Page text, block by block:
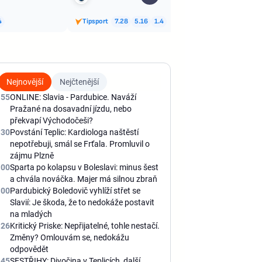
Tipsport 7.28 5.16 1.4
Nejnovější
Nejčtenější
ONLINE: Slavia - Pardubice. Naváží
Pražané na dosavadní jízdu, nebo
překvapí Východočeši?
Povstání Teplic: Kardiologa naštěstí
nepotřebuji, smál se Frťala. Promluvil o
zájmu Plzně
Sparta po kolapsu v Boleslavi: minus šest
a chvála nováčka. Majer má silnou zbraň
Pardubický Boledovič vyhlíží střet se
Slavií: Je škoda, že to nedokáže postavit
na mladých
Kritický Priske: Nepřijatelné, tohle nestačí.
Změny? Omlouvám se, nedokážu
odpovědět